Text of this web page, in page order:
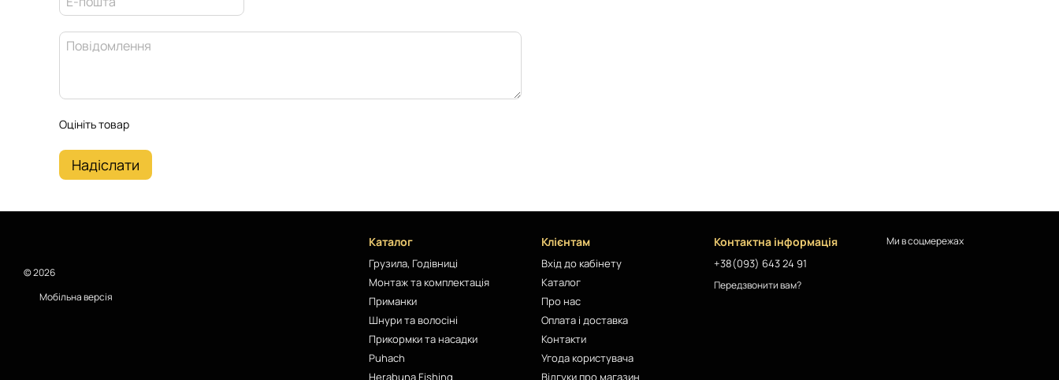
Оцініть товар
Надіслати
© 2026
Мобільна версія
Каталог
Грузила, Годівниці
Монтаж та комплектація
Приманки
Шнури та волосіні
Прикормки та насадки
Puhach
Herabuna Fishing
Клієнтам
Вхід до кабінету
Каталог
Про нас
Оплата і доставка
Контакти
Угода користувача
Відгуки про магазин
Контактна інформація
+38(093) 643 24 91
Передзвонити вам?
Ми в соцмережах